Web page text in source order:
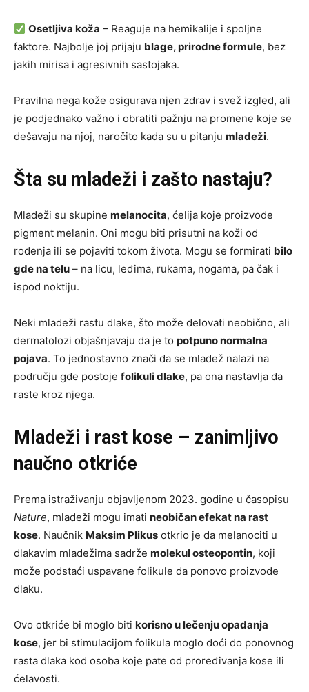
Osetljiva koža – Reaguje na hemikalije i spoljne
faktore. Najbolje joj prijaju blage, prirodne formule, bez
jakih mirisa i agresivnih sastojaka.
Pravilna nega kože osigurava njen zdrav i svež izgled, ali
je podjednako važno i obratiti pažnju na promene koje se
dešavaju na njoj, naročito kada su u pitanju mladeži.
Šta su mladeži i zašto nastaju?
Mladeži su skupine melanocita, ćelija koje proizvode
pigment melanin. Oni mogu biti prisutni na koži od
rođenja ili se pojaviti tokom života. Mogu se formirati bilo
gde na telu – na licu, leđima, rukama, nogama, pa čak i
ispod noktiju.
Neki mladeži rastu dlake, što može delovati neobično, ali
dermatolozi objašnjavaju da je to potpuno normalna
pojava. To jednostavno znači da se mladež nalazi na
području gde postoje folikuli dlake, pa ona nastavlja da
raste kroz njega.
Mladeži i rast kose – zanimljivo
naučno otkriće
Prema istraživanju objavljenom 2023. godine u časopisu
Nature, mladeži mogu imati neobičan efekat na rast
kose. Naučnik Maksim Plikus otkrio je da melanociti u
dlakavim mladežima sadrže molekul osteopontin, koji
može podstaći uspavane folikule da ponovo proizvode
dlaku.
Ovo otkriće bi moglo biti korisno u lečenju opadanja
kose, jer bi stimulacijom folikula moglo doći do ponovnog
rasta dlaka kod osoba koje pate od proređivanja kose ili
ćelavosti.